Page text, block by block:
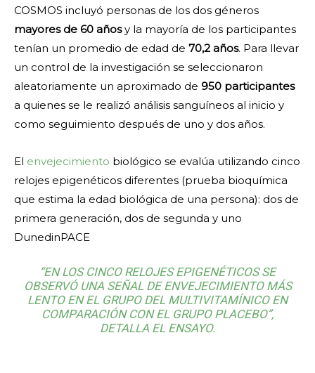
COSMOS incluyó personas de los dos géneros
mayores de 60 añosy la mayoría de los participantes
tenían un promedio de edad de 70,2 años. Para llevar
un control de la investigación se seleccionaron
aleatoriamente un aproximado de 950 participantes
a quienes se le realizó análisis sanguíneos al inicio y
como seguimiento después de uno y dos años.
El envejecimiento biológico se evalúa utilizando cinco
relojes epigenéticos diferentes (prueba bioquímica
que estima la edad biológica de una persona): dos de
primera generación, dos de segunda y uno
DunedinPACE
“EN LOS CINCO RELOJES EPIGENÉTICOS SE
OBSERVÓ UNA SEÑAL DE ENVEJECIMIENTO MÁS
LENTO EN EL GRUPO DEL MULTIVITAMÍNICO EN
COMPARACIÓN CON EL GRUPO PLACEBO”,
DETALLA EL ENSAYO.